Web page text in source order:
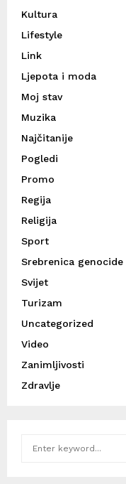
Kultura
Lifestyle
Link
Ljepota i moda
Moj stav
Muzika
Najčitanije
Pogledi
Promo
Regija
Religija
Sport
Srebrenica genocide
Svijet
Turizam
Uncategorized
Video
Zanimljivosti
Zdravlje